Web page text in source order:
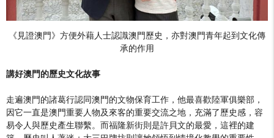
《見證澳門》方便外藉人士認識澳門歷史，亦對澳門青年起到文化傳
承的作用
講好澳門的歷史文化故事
走遍澳門的諸葛行認同澳門的文物保育工作，他最喜歡陸軍俱樂部，
因它一直是澳門重要人物及來客的重要交流之地，充滿了歷史感，容
易令人與歷史產生聯繫。而福隆新街則是許貝文的最愛，這裡的建